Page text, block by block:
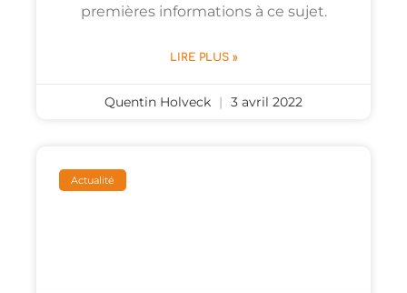
premières informations à ce sujet.
LIRE PLUS »
Quentin Holveck 3 avril 2022
Actualité